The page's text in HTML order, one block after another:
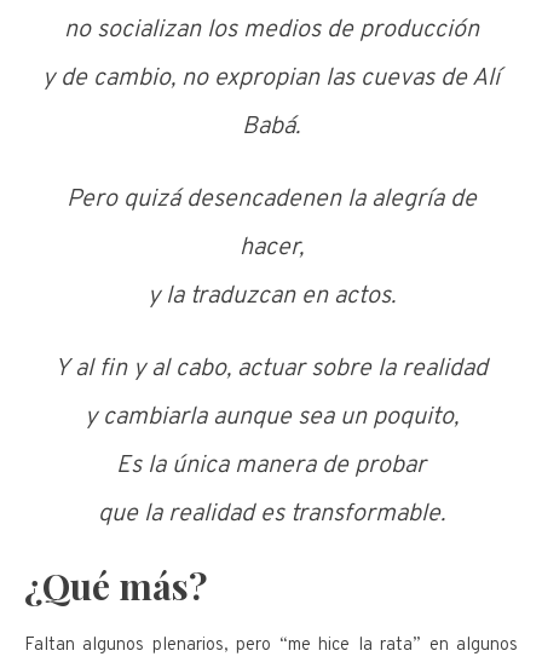
no socializan los medios de producción
y de cambio, no expropian las cuevas de Alí
Babá.
Pero quizá desencadenen la alegría de
hacer,
y la traduzcan en actos.
Y al fin y al cabo, actuar sobre la realidad
y cambiarla aunque sea un poquito,
Es la única manera de probar
que la realidad es transformable.
¿Qué más?
Faltan algunos plenarios, pero “me hice la rata” en algunos